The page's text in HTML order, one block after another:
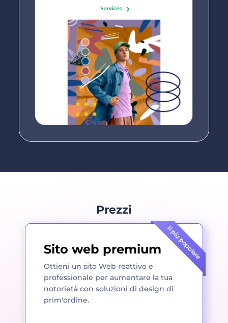
Prezzi
Sito web premium
Ottieni un sito Web reattivo e
professionale per aumentare la tua
notorietà con soluzioni di design di
prim'ordine.
Il più popolare